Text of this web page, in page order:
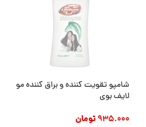
شامپو تقویت کننده و براق کننده مو
لایف بوی
935.000تومان